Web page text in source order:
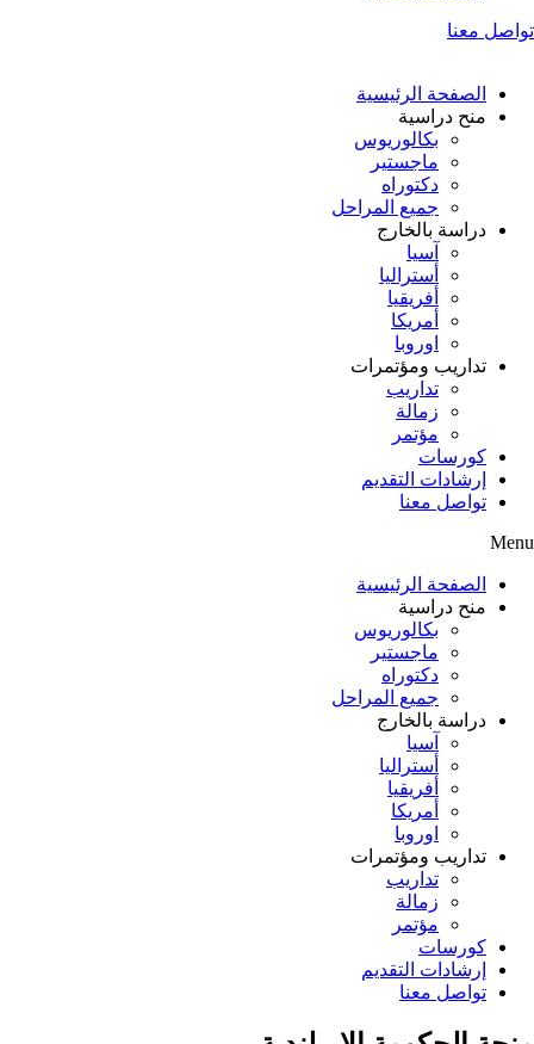
تواصل معنا
الصفحة الرئيسية
منح دراسية
بكالوريوس
ماجستير
دكتوراه
جميع المراحل
دراسة بالخارج
آسيا
أستراليا
أفريقيا
أمريكا
اوروبا
تداريب ومؤتمرات
تداريب
زمالة
مؤتمر
كورسات
إرشادات التقديم
تواصل معنا
Menu
الصفحة الرئيسية
منح دراسية
بكالوريوس
ماجستير
دكتوراه
جميع المراحل
دراسة بالخارج
آسيا
أستراليا
أفريقيا
أمريكا
اوروبا
تداريب ومؤتمرات
تداريب
زمالة
مؤتمر
كورسات
إرشادات التقديم
تواصل معنا